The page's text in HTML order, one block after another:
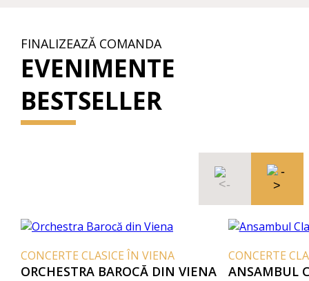
FINALIZEAZĂ COMANDA
EVENIMENTE
BESTSELLER
CONCERTE CLASICE ÎN VIENA
ORCHESTRA BAROCĂ DIN VIENA
CONCERTE
ANSAMBUL